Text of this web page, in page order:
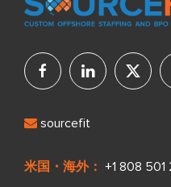
sourcefit
米国・海外： +1 808 501